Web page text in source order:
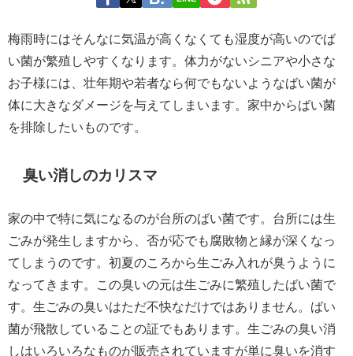
梅雨時にはそんなに気温が高くなくても湿度が高いのでば
い菌が繁殖しやすくなります。体力がないシニアや小さな
お子様には、壮年期や若者なら何でもないようなばい菌が
体に大きなダメージを与えてしまいます。家中からばい菌
を排除したいものです。
臭い消しのカリスマ
家の中で特に気になるのが台所のばい菌です。台所には生
ごみが発生しますから、否が応でも腐敗物と縁が深くなっ
てしまうのです。初夏のころから生ごみ入れが臭うように
なってきます。この臭いの元は生ごみに繁殖したばい菌で
す。生ごみの臭いはただ不快なだけではありません。ばい
菌が飛散していることの証でもあります。生ごみの臭い消
しはいろいろなものが販売されていますが単に臭いを消す